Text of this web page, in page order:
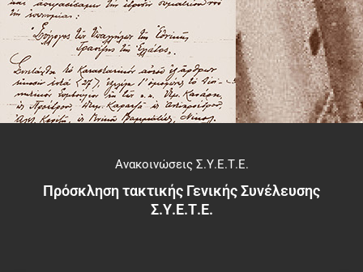
Ανακοινώσεις Σ.Υ.Ε.Τ.Ε.
Πρόσκληση τακτικής Γενικής Συνέλευσης
Σ.Υ.Ε.Τ.Ε.